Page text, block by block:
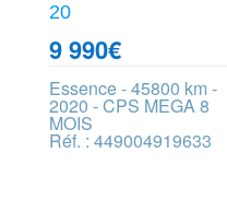
20
9 990€
Essence - 45800 km -
2020 - CPS MEGA 8
MOIS
Réf. : 449004919633